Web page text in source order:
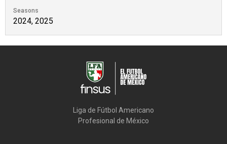
Seasons
2024, 2025
Liga de Fútbol Americano
Profesional de México